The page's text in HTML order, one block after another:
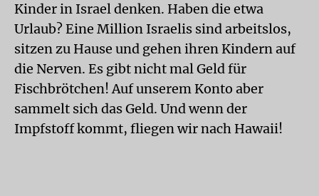
Kinder in Israel denken. Haben die etwa
Urlaub? Eine Million Israelis sind arbeitslos,
sitzen zu Hause und gehen ihren Kindern auf
die Nerven. Es gibt nicht mal Geld für
Fischbrötchen! Auf unserem Konto aber
sammelt sich das Geld. Und wenn der
Impfstoff kommt, fliegen wir nach Hawaii!